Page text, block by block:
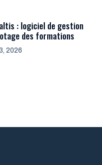
: logiciel de gestion
des formations
2026